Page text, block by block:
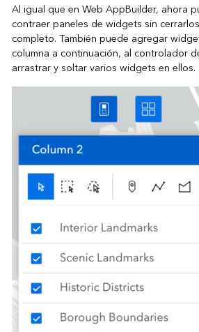
Al igual que en Web AppBuilder, ahora
contraer paneles de widgets sin
completo. También puede agregar
columna a continuación, al controlador
arrastrar y soltar varios widgets en ellos.